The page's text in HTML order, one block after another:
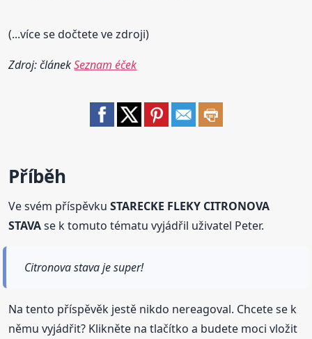
(...více se dočtete ve zdroji)
Zdroj: článekSeznam éček
Příběh
Ve svém příspěvkuSTARECKE FLEKY CITRONOVA
STAVAse k tomuto tématu vyjádřil uživatel Peter.
Citronova stava je super!
Na tento příspěvěk jestě nikdo nereagoval. Chcete se k
němu vyjádřit? Klikněte na tlačítko a budete moci vložit